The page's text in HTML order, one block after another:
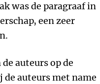
was de paragraaf in
een zeer
auteurs op de
auteurs met name